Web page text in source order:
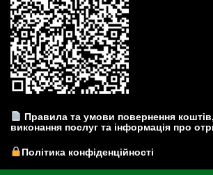
Правила та умови повернення
виконання послуг та інформація про
Політика конфіденційності